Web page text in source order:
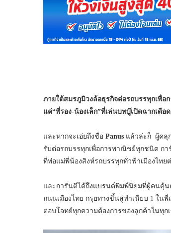
ภายใต้สมรภูมิวงล้อธุรกิจต่อรถบรรทุกเพื่
แค่“พี่รอง-น้องเล็ก”ที่เล่นบทบู๊เปิดฉากเดื
และหากจะเอ่ยถึงชื่อ Panus แล้วล่ะก็ ผู้คลุ
รับต่อรถบรรทุกเพื่อการพาณิชย์ทุกชนิด ก
ที่พ่อแม่พี่น้องสิงห์รถบรรทุกทั่วฟ้าเมืองไทย
และการันตีได้ถึงแบรนด์พิมพ์นิยมที่ผู้คนคุ้น
ถนนเมืองไทย กรุยทางขึ้นสู่ทำเนียบ 1 ใ
ตอบโจทย์ทุกความต้องการของลูกค้าในทุก